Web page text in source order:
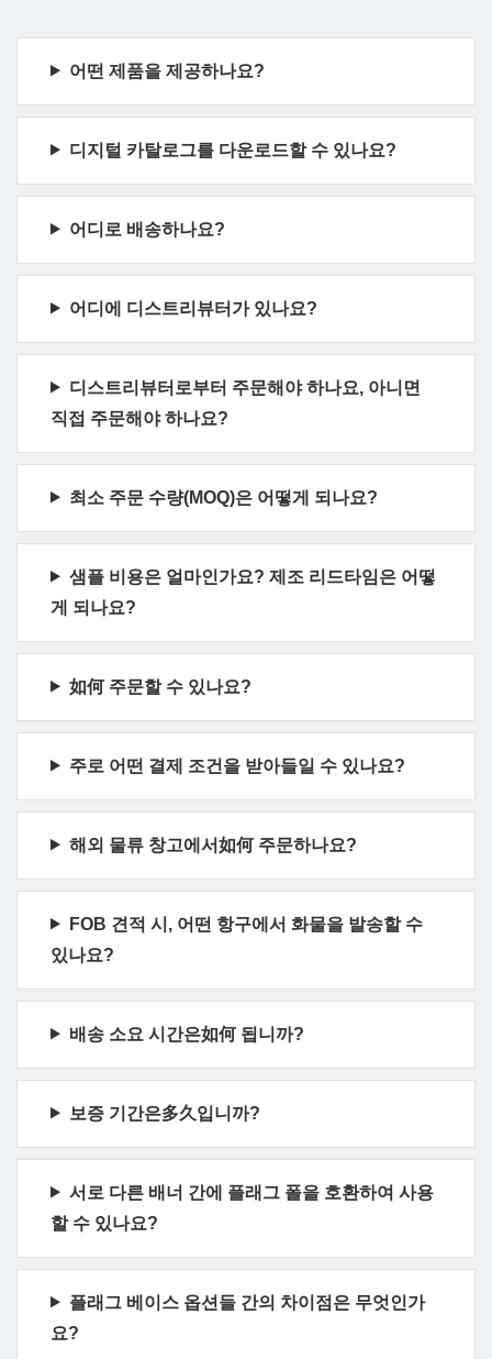
어떤 제품을 제공하나요?
디지털 카탈로그를 다운로드할 수 있나요?
어디로 배송하나요?
어디에 디스트리뷰터가 있나요?
디스트리뷰터로부터 주문해야 하나요, 아니면
직접 주문해야 하나요?
최소 주문 수량(MOQ)은 어떻게 되나요?
샘플 비용은 얼마인가요? 제조 리드타임은 어떻
게 되나요?
如何 주문할 수 있나요?
주로 어떤 결제 조건을 받아들일 수 있나요?
해외 물류 창고에서如何 주문하나요?
FOB 견적 시, 어떤 항구에서 화물을 발송할 수
있나요?
배송 소요 시간은如何 됩니까?
보증 기간은多久입니까?
서로 다른 배너 간에 플래그 폴을 호환하여 사용
할 수 있나요?
플래그 베이스 옵션들 간의 차이점은 무엇인가
요?